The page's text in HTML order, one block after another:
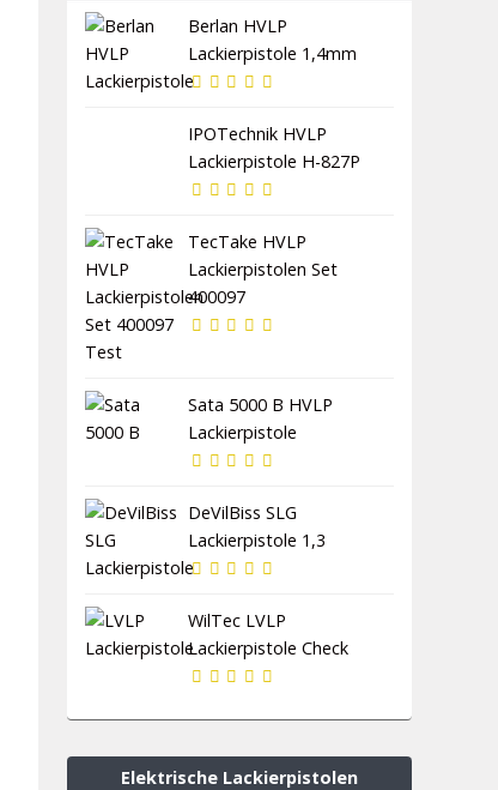
Berlan HVLP
Lackierpistole 1,4mm
IPOTechnik HVLP
Lackierpistole H-827P
TecTake HVLP
Lackierpistolen Set
400097
Sata 5000 B HVLP
Lackierpistole
DeVilBiss SLG
Lackierpistole 1,3
WilTec LVLP
Lackierpistole Check
Elektrische Lackierpistolen